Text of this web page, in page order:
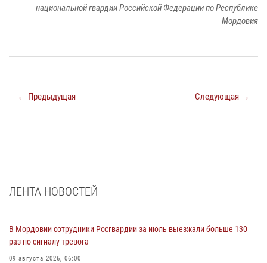
национальной гвардии Российской Федерации по Республике
Мордовия
← Предыдущая Следующая →
ЛЕНТА НОВОСТЕЙ
В Мордовии сотрудники Росгвардии за июль выезжали больше 130
раз по сигналу тревога
09 августа 2026, 06:00